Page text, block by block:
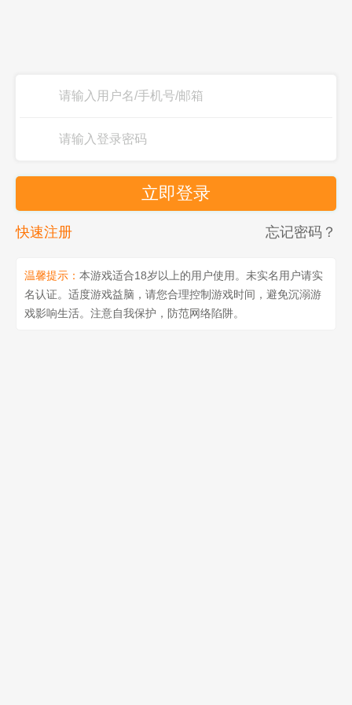
立即登录
快速注册 忘记密码？
温馨提示： 本游戏适合18岁以上的用户使用。未实名用户请实
名认证。适度游戏益脑，请您合理控制游戏时间，避免沉溺游
戏影响生活。注意自我保护，防范网络陷阱。